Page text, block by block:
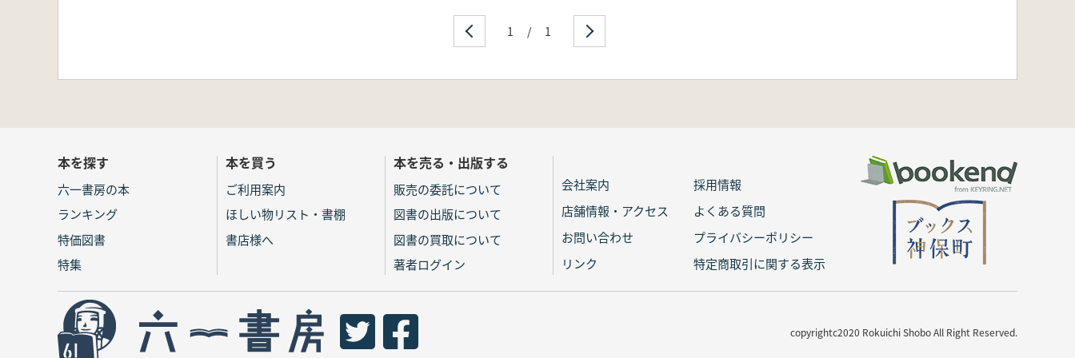
1 / 1
本を探す
六一書房の本
ランキング
特価図書
特集
本を買う
ご利用案内
ほしい物リスト・書棚
書店様へ
本を売る・出版する
販売の委託について
図書の出版について
図書の買取について
著者ログイン
会社案内
採用情報
店舗情報・アクセス
よくある質問
お問い合わせ
プライバシーポリシー
リンク
特定商取引に関する表示
copyrightc2020 Rokuichi Shobo All Right Reserved.